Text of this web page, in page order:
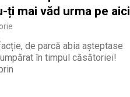
ți mai văd urma pe aici
de parcă abia așteptase
în timpul căsătoriei!